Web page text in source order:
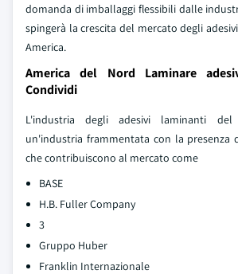
domanda di imballaggi flessibili dalle
spingerà la crescita del mercato degli
America.
America del Nord Laminare
Condividi
L'industria degli adesivi laminanti
un'industria frammentata con la presenza
che contribuiscono al mercato come
BASE
H.B. Fuller Company
3
Gruppo Huber
Franklin Internazionale